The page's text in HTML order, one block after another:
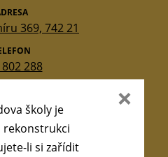
369, 742 21
288
IČO
školy je
rekonstrukci
li si zařídit